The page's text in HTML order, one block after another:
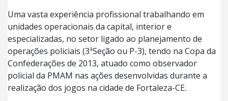
Uma vasta experiência profissional trabalhando em
unidades operacionais da capital, interior e
especializadas, no setor ligado ao planejamento de
operações policiais (3ªSeção ou P-3), tendo na Copa da
Confederações de 2013, atuado como observador
policial da PMAM nas ações desenvolvidas durante a
realização dos jogos na cidade de Fortaleza-CE.